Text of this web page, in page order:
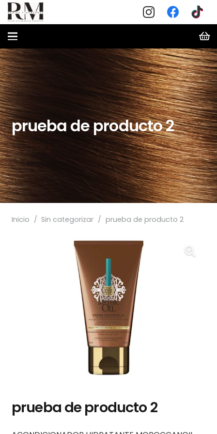
prueba de producto 2
Inicio / Sin categorizar / prueba de producto 2
prueba de producto 2